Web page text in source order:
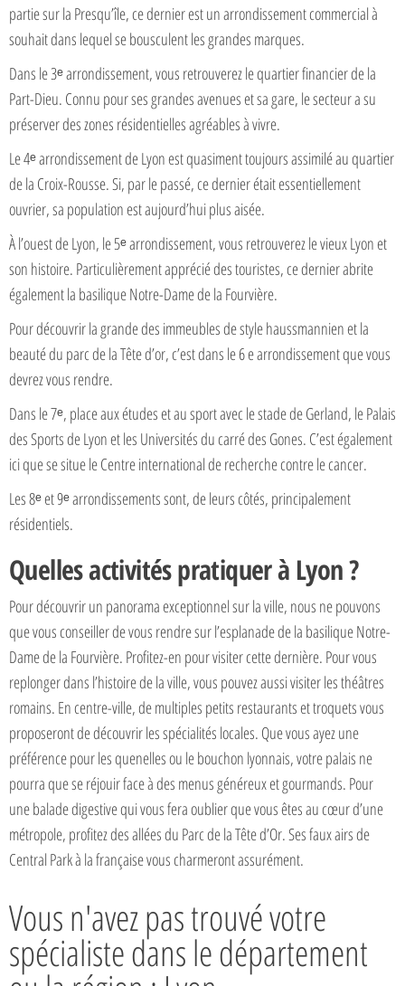
partie sur la Presqu’île, ce dernier est un arrondissement commercial à
souhait dans lequel se bousculent les grandes marques.
Dans le 3ᵉ arrondissement, vous retrouverez le quartier financier de la
Part-Dieu. Connu pour ses grandes avenues et sa gare, le secteur a su
préserver des zones résidentielles agréables à vivre.
Le 4ᵉ arrondissement de Lyon est quasiment toujours assimilé au quartier
de la Croix-Rousse. Si, par le passé, ce dernier était essentiellement
ouvrier, sa population est aujourd’hui plus aisée.
À l’ouest de Lyon, le 5ᵉ arrondissement, vous retrouverez le vieux Lyon et
son histoire. Particulièrement apprécié des touristes, ce dernier abrite
également la basilique Notre-Dame de la Fourvière.
Pour découvrir la grande des immeubles de style haussmannien et la
beauté du parc de la Tête d’or, c’est dans le 6 e arrondissement que vous
devrez vous rendre.
Dans le 7ᵉ, place aux études et au sport avec le stade de Gerland, le Palais
des Sports de Lyon et les Universités du carré des Gones. C’est également
ici que se situe le Centre international de recherche contre le cancer.
Les 8ᵉ et 9ᵉ arrondissements sont, de leurs côtés, principalement
résidentiels.
Quelles activités pratiquer à Lyon ?
Pour découvrir un panorama exceptionnel sur la ville, nous ne pouvons
que vous conseiller de vous rendre sur l’esplanade de la basilique Notre-
Dame de la Fourvière. Profitez-en pour visiter cette dernière. Pour vous
replonger dans l’histoire de la ville, vous pouvez aussi visiter les théâtres
romains. En centre-ville, de multiples petits restaurants et troquets vous
proposeront de découvrir les spécialités locales. Que vous ayez une
préférence pour les quenelles ou le bouchon lyonnais, votre palais ne
pourra que se réjouir face à des menus généreux et gourmands. Pour
une balade digestive qui vous fera oublier que vous êtes au cœur d’une
métropole, profitez des allées du Parc de la Tête d’Or. Ses faux airs de
Central Park à la française vous charmeront assurément.
Vous n'avez pas trouvé votre
spécialiste dans le département